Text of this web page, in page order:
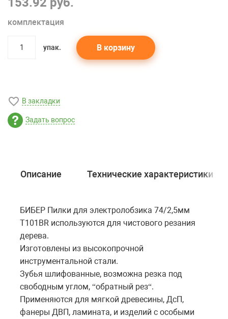
комплектация
quantity
упак. В корзину
В закладки
Задать вопрос
Описание Технические характеристики
БИБЕР Пилки для электролобзика 74/2,5мм
Т101BR используются для чистового резания
дерева.
Изготовлены из высокопрочной
инструментальной стали.
Зубья шлифованные, возможна резка под
свободным углом, “обратный рез“.
Применяются для мягкой древесины, ДсП,
фанеры ДВП, ламината, и изделий с особыми